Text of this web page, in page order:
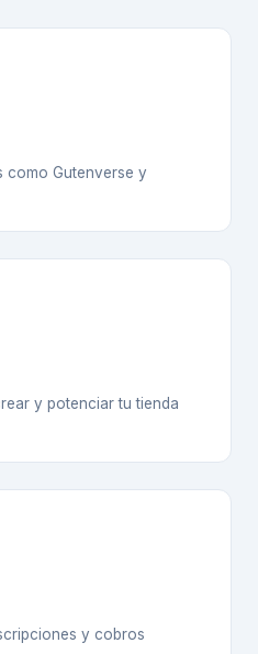
como Gutenverse y
y potenciar tu tienda
y cobros